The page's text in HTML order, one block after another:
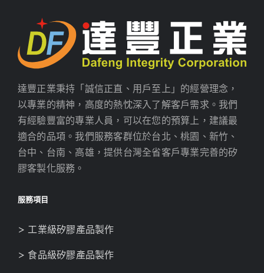
達豐正業秉持「誠信正直、用戶至上」的經營理念，
以專業的精神，高度的熱忱深入了解客戶需求。我們
有經驗豐富的專業人員，可以在您的預算上，建議最
適合的品項。我們服務客群位於台北、桃園、新竹、
台中、台南、高雄，提供台灣全省客戶專業完善的矽
膠客製化服務。
服務項目
> 工業級矽膠產品製作
> 食品級矽膠產品製作